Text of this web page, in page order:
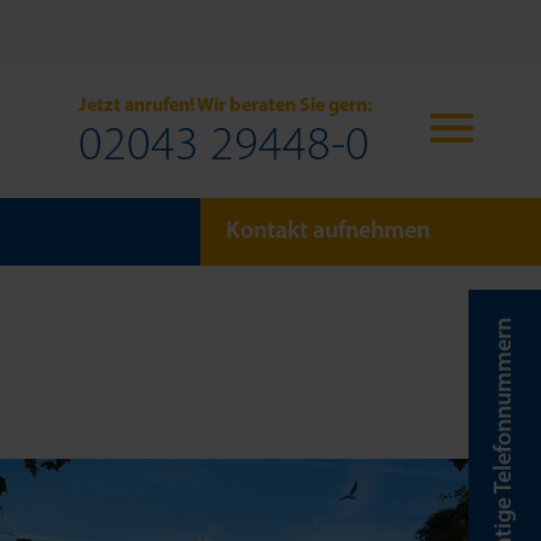
Jetzt anrufen! Wir beraten Sie gern:
02043 29448-0
Kontakt aufnehmen
Wichtige Telefonnummern